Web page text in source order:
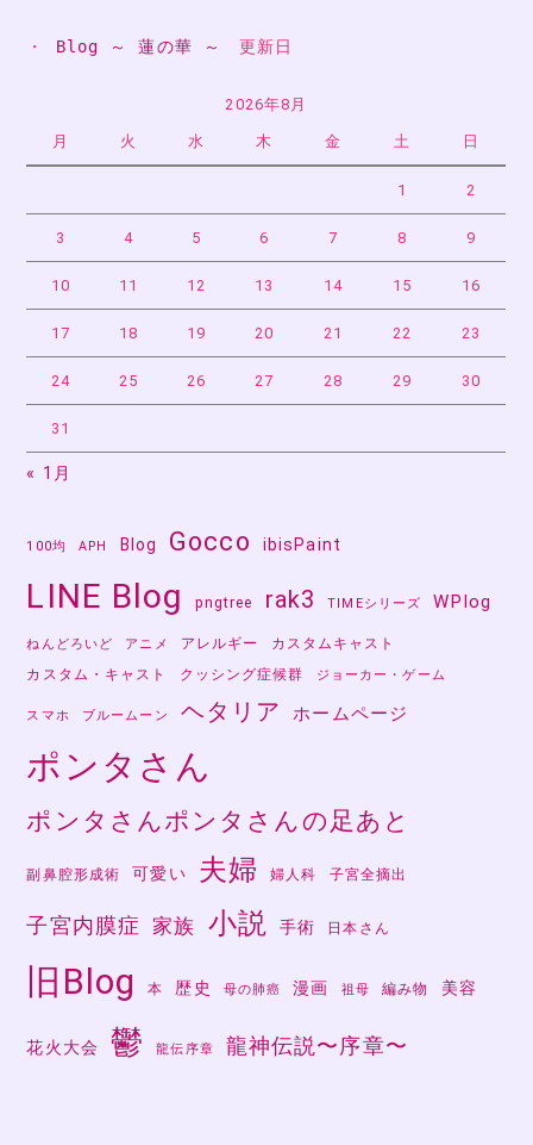
・ Blog ～ 蓮の華 ～ 更新日
2026年8月
月 火 水 木 金 土 日
1 2
3 4 5 6 7 8 9
10 11 12 13 14 15 16
17 18 19 20 21 22 23
24 25 26 27 28 29 30
31
« 1月
100均 APH Blog Gocco ibisPaint
LINE Blog pngtree rak3 TIMEシリーズ WPlog
ねんどろいど アニメ アレルギー
カスタムキャスト
カスタム・キャスト
クッシング症候群 ジョーカー・ゲーム
スマホ ブルームーン ヘタリア ホームページ
ポンタさん
ポンタさんポンタさんの足あと
副鼻腔形成術 可愛い 夫婦 婦人科 子宮全摘出
子宮内膜症 家族 小説 手術 日本さん
旧Blog 本 歴史 母の肺癌 漫画 祖母 編み物 美容
花火大会 鬱 龍伝序章 龍神伝説〜序章〜